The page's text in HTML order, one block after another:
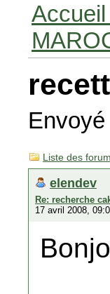
Liste des
elendev
Re: recherche
17 avril 2008,